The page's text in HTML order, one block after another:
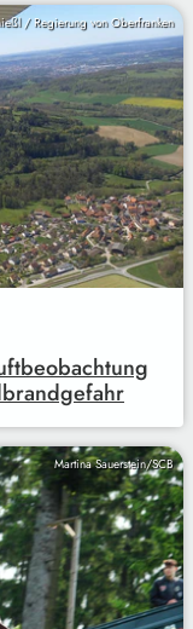
/ Regierung von Oberfranken
Martina Sauerstein/SCB